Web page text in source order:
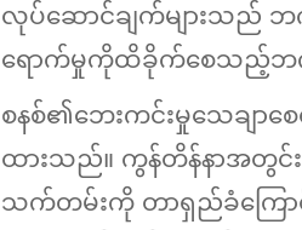
လုပ်ဆောင်ချက်များသည် ဘ
ရောက်မှုကိုထိခိုက်စေသည့်ဘက်ထ
စနစ်၏ဘေးကင်းမှုသေချာစ
ထားသည်။ ကွန်တိန်နာအတွင်
သက်တမ်းကို တာရှည်ခံကြောင်